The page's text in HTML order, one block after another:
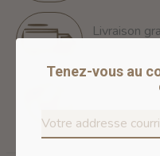
Livraison
Paiements
Nous
Tenez-vous au